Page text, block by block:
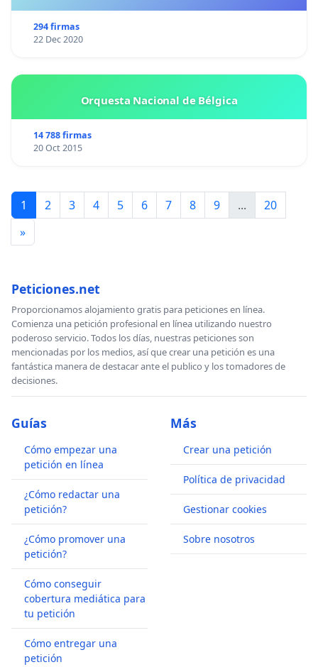
294 firmas
22 Dec 2020
Orquesta Nacional de Bélgica
14 788 firmas
20 Oct 2015
1 2 3 4 5 6 7 8 9 ...
20
»
Peticiones.net
Proporcionamos alojamiento gratis para peticiones en línea.
Comienza una petición profesional en línea utilizando nuestro
poderoso servicio. Todos los días, nuestras peticiones son
mencionadas por los medios, así que crear una petición es una
fantástica manera de destacar ante el publico y los tomadores de
decisiones.
Guías
Cómo empezar una
petición en línea
¿Cómo redactar una
petición?
¿Cómo promover una
petición?
Cómo conseguir
cobertura mediática para
tu petición
Cómo entregar una
petición
Más
Crear una petición
Política de privacidad
Gestionar cookies
Sobre nosotros